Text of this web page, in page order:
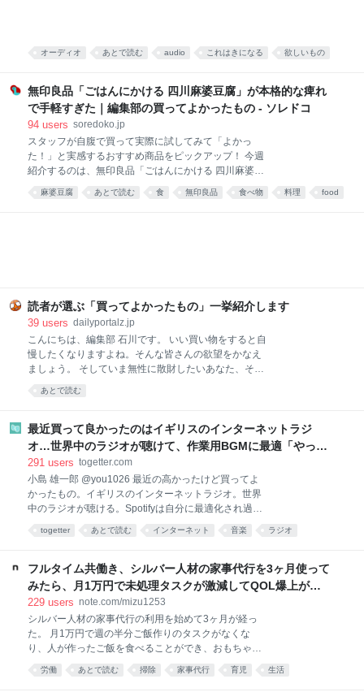
キャラの描かれた、真っ赤な小袋をくれました。 なん
していなか
オーディオ あとで読む audio これはきになる 欲しいもの
無印良品「ごはんにかける 四川麻婆豆腐」が本格的な痺れ
で手軽すぎた｜編集部の買ってよかったもの - ソレドコ
94 users soredoko.jp
スタッフが自腹で買って実際に試してみて「よかっ
た！」と実感するおすすめ商品をピックアップ！ 今週
紹介するのは、無印良品「ごはんにかける 四川麻婆豆
本格四川の味が楽しめます。暑くて料理が億劫な日
調理するのは、面倒くさい。特に夏は外出するのも調
理するのも暑くて億劫。そんなときでも、手軽に本格
麻婆豆腐が味わえるのがこちらの商品です。 熱湯で約
4〜5分あたためて（電子レンジであたためる場合は
500Wで約2分）、ご飯にかけるだけ。初めて食べたと
きは、正
麻婆豆腐 あとで読む 食 無印良品 食べ物 料理 food
読者が選ぶ「買ってよかったもの」一挙紹介します
39 users dailyportalz.jp
こんにちは、編集部 石川です。 いい買い物をすると自
慢したくなりますよね。そんな皆さんの欲望をかなえ
ましょう。 そしていま無性に散財したいあなた、そん
主義の手先となった我々人類にもたらされる癒しのひ
もの」です。 ただいまAmazonが7/13(月)いっぱいま
で、プライムデーの大型セール中（現在は先行セー
ル）なので、琴線に触れた方はどしどしお買い求めく
ださい。 ※このページのリンクからご購入いただくと
一部収益がサイトに還元され運営費になります。あり
がとうございます！
あとで読む
最近買って良かったのはイギリスのインターネットラジ
オ…世界中のラジオが聴けて、作業用BGMに最適「やっぱ
り物理的な機械」「この質感で鎮座してくれるのがいい」
291 users togetter.com
小島 雄一郎 @you1026 最近の高かったけど買ってよ
かったもの。イギリスのインターネットラジオ。世界
中のラジオが聴ける。Spotifyは自分に最適化され過ぎ
と、その国の雰囲気とかと一緒に音楽が流れてくる。
こっちがいい。 pic.x.com/Qf4rbfrpij 2026-06-28
10:48:11
togetter あとで読む インターネット 音楽 ラジオ
フルタイム共働き、シルバー人材の家事代行を3ヶ月使って
みたら、月1万円で未処理タスクが激減してQOL爆上がり
した話。｜みず
229 users note.com/mizu1253
シルバー人材の家事代行の利用を始めて3ヶ月が経っ
た。 月1万円で週の半分ご飯作りのタスクがなくな
り、人が作ったご飯を食べることができ、おもちゃが
なくなり、トイレ掃除は頻度が半分くらいになった。
労働 あとで読む 掃除 家事代行 育児 生活